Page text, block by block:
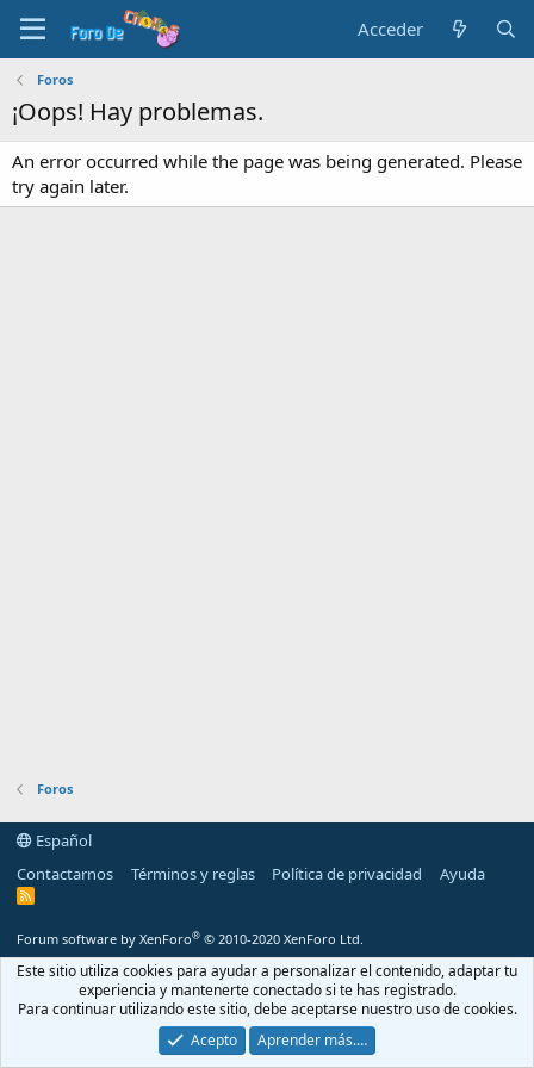
Acceder
Foros
¡Oops! Hay problemas.
An error occurred while the page was being generated. Please
try again later.
Foros
Español
Contactarnos
Términos y reglas Política de privacidad Ayuda
R
Forum software by XenForo® © 2010-2020 XenForo Ltd.
Este sitio utiliza cookies para ayudar a personalizar el contenido, adaptar tu
experiencia y mantenerte conectado si te has registrado.
Para continuar utilizando este sitio, debe aceptarse nuestro uso de cookies.
Acepto
Aprender más.…